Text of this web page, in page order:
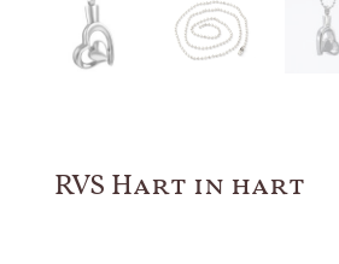
RVS Hart in hart